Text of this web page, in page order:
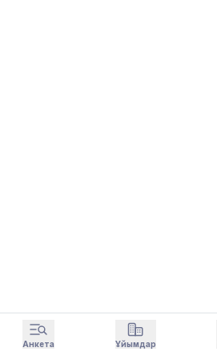
Анкета Ұйымдар